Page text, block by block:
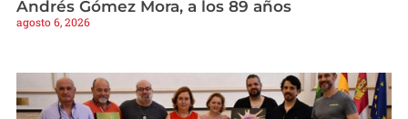
Andrés Gómez Mora, a los 89 años
agosto 6, 2026